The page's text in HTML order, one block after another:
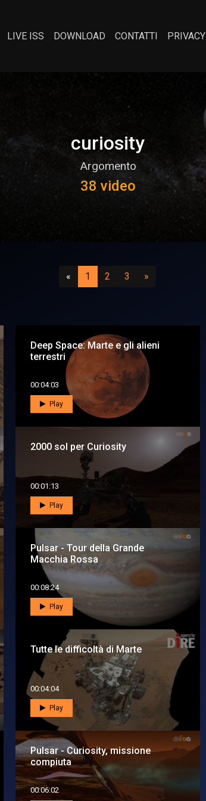
LIVE ISS DOWNLOAD CONTATTI PRIVACY
curiosity
Argomento
38 video
« Precedente
1 (attuale)
2 (vai a pagina 2)
3 (vai a pagina 3)
»
Deep Space: Marte e gli alieni
terrestri
00:04:03
Play
2000 sol per Curiosity
00:01:13
Play
Pulsar - Tour della Grande
Macchia Rossa
00:08:24
Play
Tutte le difficoltà di Marte
00:04:04
Play
Pulsar - Curiosity, missione
compiuta
00:06:02